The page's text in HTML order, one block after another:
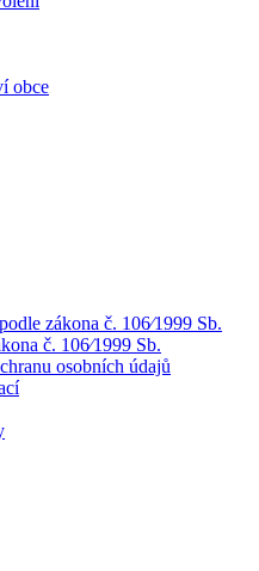
obce
zákona č. 106⁄1999 Sb.
č. 106⁄1999 Sb.
osobních údajů